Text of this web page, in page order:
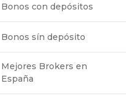
Bonos con depósitos
Bonos sín depósito
Mejores Brokers en
España